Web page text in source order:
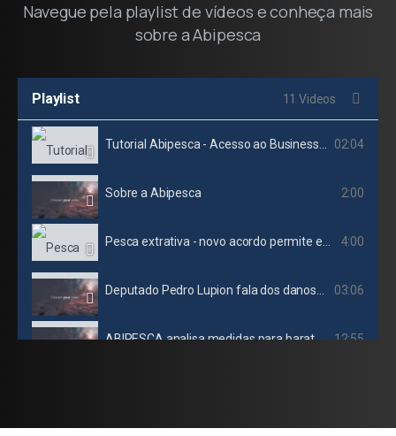
Navegue pela playlist de vídeos e conheça mais
sobre a Abipesca
Playlist 11 Videos
Tutorial Abipesca - Acesso ao Business intelligence (BI) 02:04
Sobre a Abipesca 2:00
Pesca extrativa - novo acordo permite exportação de pescado para a China 4:00
Deputado Pedro Lupion fala dos danos que a redução da alíquota de importação da sardinha vai causar 03:06
ABIPESCA analisa medidas para baratear preço dos alimentos 12:55